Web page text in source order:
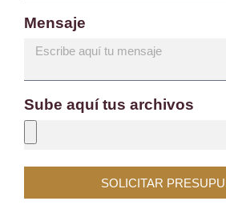
Mensaje
Sube aquí tus archivos
SOLICITAR